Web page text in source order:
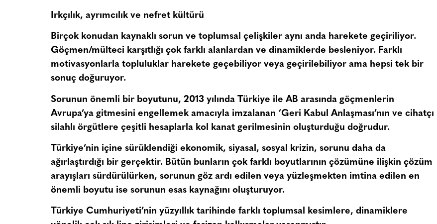
Irkçılık, ayrımcılık ve nefret kültürü
Birçok konudan kaynaklı sorun ve toplumsal çelişkiler aynı anda harekete geçiriliyor.
Göçmen/mülteci karşıtlığı çok farklı alanlardan ve dinamiklerde besleniyor. Farklı
motivasyonlarla topluluklar harekete geçebiliyor veya geçirilebiliyor ama hepsi tek bir
sonuç doğuruyor.
Sorunun önemli bir boyutunu, 2013 yılında Türkiye ile AB arasında göçmenlerin
Avrupa’ya gitmesini engellemek amacıyla imzalanan ‘Geri Kabul Anlaşması’nın ve cihatçı
silahlı örgütlere çeşitli hesaplarla kol kanat gerilmesinin oluşturduğu doğrudur.
Türkiye’nin içine sürüklendiği ekonomik, siyasal, sosyal krizin, sorunu daha da
ağırlaştırdığı bir gerçektir. Bütün bunların çok farklı boyutlarının çözümüne ilişkin çözüm
arayışları sürdürülürken, sorunun göz ardı edilen veya yüzleşmekten imtina edilen en
önemli boyutu ise sorunun esas kaynağını oluşturuyor.
Türkiye Cumhuriyeti’nin yüzyıllık tarihinde farklı toplumsal kesimlere, dinamiklere